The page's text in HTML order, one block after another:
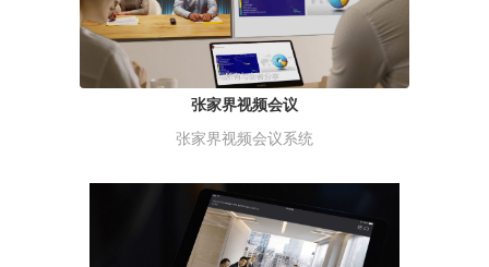
张家界视频会议
张家界视频会议系统